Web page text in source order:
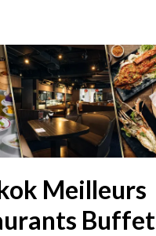
Meilleurs
Buffet